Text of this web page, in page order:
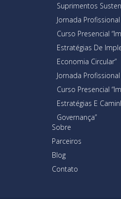
Suprimentos
Jornada
Curso Presencial
Estratégias De
Economia Circular”
Jornada
Curso Presencial
Estratégias E
Governança”
Sobre
Parceiros
Blog
Contato